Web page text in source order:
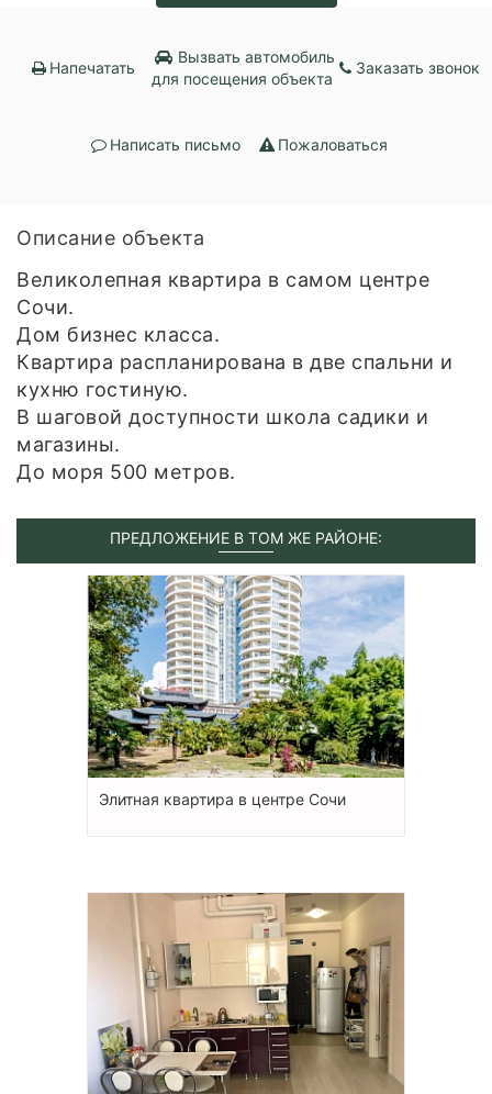
Напечатать
Вызвать автомобиль
для посещения объекта
Заказать звонок
Написать письмо Пожаловаться
Описание объекта
Великолепная квартира в самом центре
Сочи.
Дом бизнес класса.
Квартира распланирована в две спальни и
кухню гостиную.
В шаговой доступности школа садики и
магазины.
До моря 500 метров.
ПРЕДЛОЖЕНИЕ В ТОМ ЖЕ РАЙОНЕ:
Элитная квартира в центре Сочи